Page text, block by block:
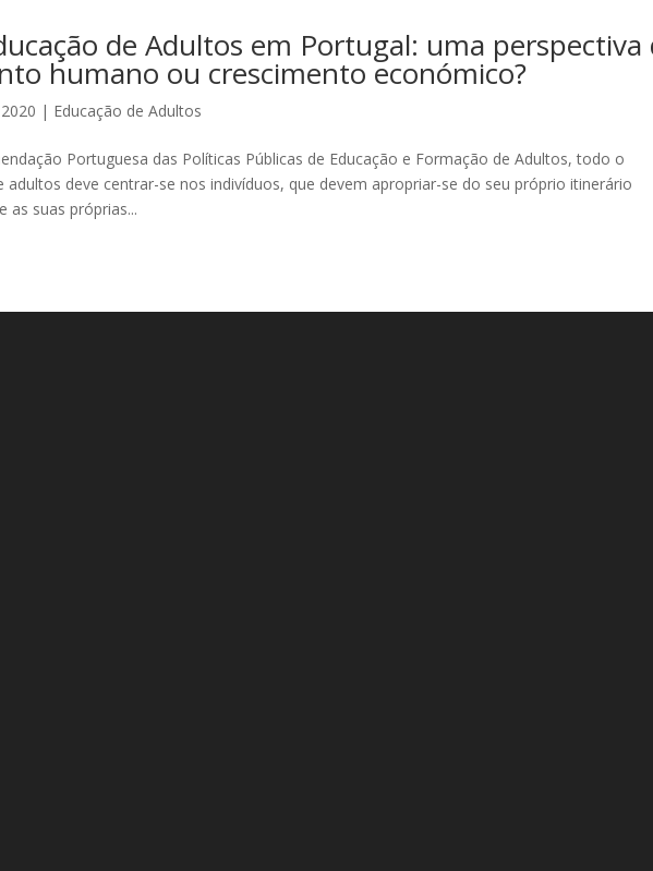
de Adultos em Portugal: uma perspectiva
humano ou crescimento económico?
| Educação de Adultos
Portuguesa das Políticas Públicas de Educação e Formação de Adultos, todo o
adultos deve centrar-se nos indivíduos, que devem apropriar-se do seu próprio itinerário
as suas próprias...